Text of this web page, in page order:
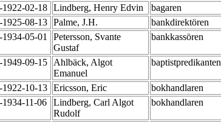
1922-02-18 Lindberg, Henry Edvin bagaren
1925-08-13 Palme, J.H. bankdirektören
05-01
Petersson, Svante
Gustaf
bankkassören
1949-09-15
Ahlbäck, Algot
Emanuel
baptistpredikanten
1922-10-13 Ericsson, Eric bokhandlaren
11-06
Lindberg, Carl Algot
Rudolf
bokhandlaren